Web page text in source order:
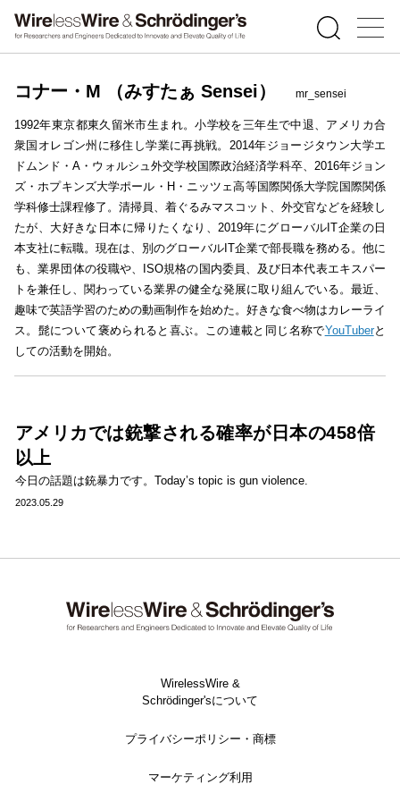
コナー・M （みすたぁ Sensei） mr_sensei
1992年東京都東久留米市生まれ。小学校を三年生で中退、アメリカ合
衆国オレゴン州に移住し学業に再挑戦。2014年ジョージタウン大学エ
ドムンド・A・ウォルシュ外交学校国際政治経済学科卒、2016年ジョン
ズ・ホプキンズ大学ポール・H・ニッツェ高等国際関係大学院国際関係
学科修士課程修了。清掃員、着ぐるみマスコット、外交官などを経験し
たが、大好きな日本に帰りたくなり、2019年にグローバルIT企業の日
本支社に転職。現在は、別のグローバルIT企業で部長職を務める。他に
も、業界団体の役職や、ISO規格の国内委員、及び日本代表エキスパー
トを兼任し、関わっている業界の健全な発展に取り組んでいる。最近、
趣味で英語学習のための動画制作を始めた。好きな食べ物はカレーライ
ス。髭について褒められると喜ぶ。この連載と同じ名称でYouTuberと
しての活動を開始。
アメリカでは銃撃される確率が日本の458倍
以上
今日の話題は銃暴力です。Today’s topic is gun violence.
2023.05.29
WirelessWire &
Schrödinger'sについて
プライバシーポリシー・商標
マーケティング利用